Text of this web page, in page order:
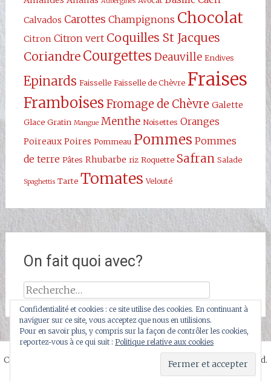
Calvados Carottes Champignons Chocolat
Citron Citron vert Coquilles St Jacques
Coriandre Courgettes Deauville Endives
Epinards Faisselle Faisselle de Chèvre Fraises
Framboises Fromage de Chèvre Galette
Glace Gratin Mangue Menthe Noisettes Oranges
Poireaux Poires Pommeau Pommes Pommes
de terre Pâtes Rhubarbe riz Roquette Safran Salade
Spaghettis Tarte Tomates Velouté
On fait quoi avec?
Rechercher :
Copyright © 2026 Dans Mon Panier Rouge. All rights reserved.
WordPress
Confidentialité et cookies : ce site utilise des cookies. En continuant à
naviguer sur ce site, vous acceptez que nous en utilisions.
Pour en savoir plus, y compris sur la façon de contrôler les cookies,
reportez-vous à ce qui suit : Politique relative aux cookies